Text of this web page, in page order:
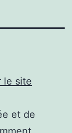
le site
et de